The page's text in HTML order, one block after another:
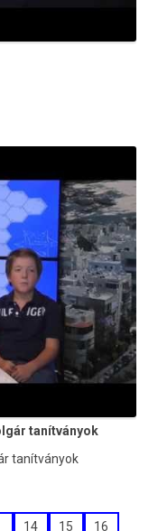
tanítványok
tanítványok
14 15
16